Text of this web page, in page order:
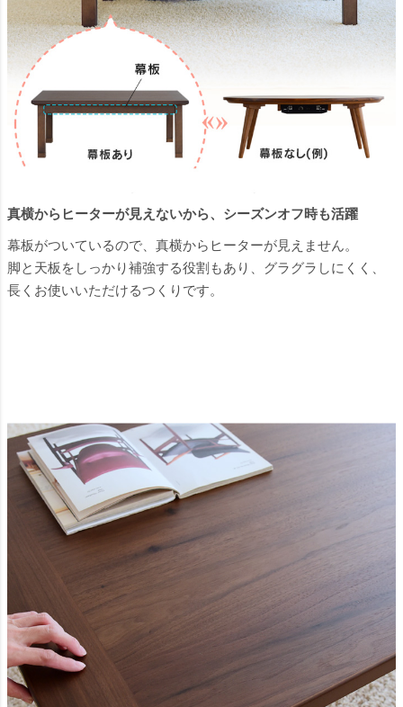
真横からヒーターが見えないから、シーズンオフ時も活躍
幕板がついているので、真横からヒーターが見えません。
脚と天板をしっかり補強する役割もあり、グラグラしにくく、
長くお使いいただけるつくりです。